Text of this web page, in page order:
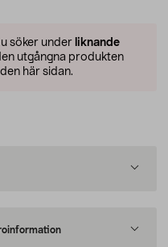
söker under liknande
utgångna produkten
här sidan.